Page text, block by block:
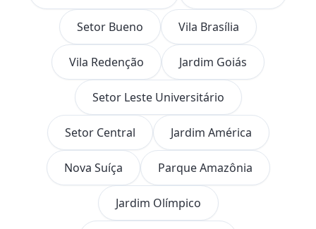
Setor Bueno Vila Brasília
Vila Redenção Jardim Goiás
Setor Leste Universitário
Setor Central Jardim América
Nova Suíça Parque Amazônia
Jardim Olímpico